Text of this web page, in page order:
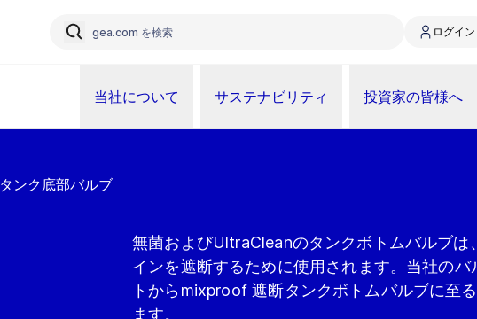
ログイン
当社について サステナビリティ 投資家の皆様へ
タンク底部バルブ
無菌およびUltraCleanのタンクボトムバルブは
インを遮断するために使用されます。当社の
トからmixproof 遮断タンクボトムバルブに至
ます。